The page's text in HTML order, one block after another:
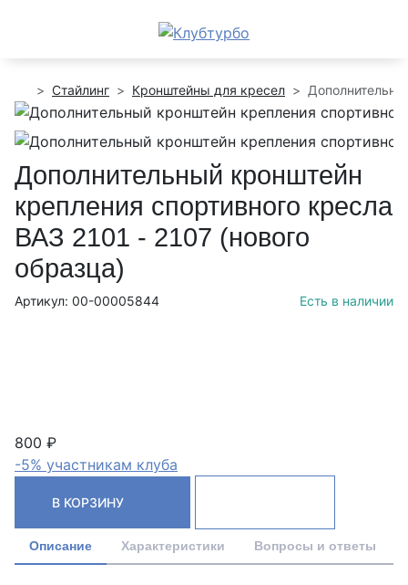
Стайлинг Кронштейны для кресел
Дополнительный кронштейн
крепления спортивного кресла
ВАЗ 2101 - 2107 (нового
образца)
Артикул: 00-00005844 Есть в наличии
800 ₽
-5% участникам клуба
В КОРЗИНУ
Описание Характеристики Вопросы и ответы